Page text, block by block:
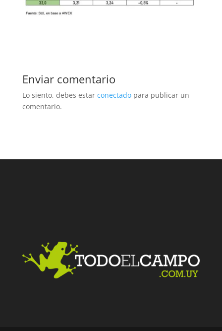
Enviar comentario
Lo siento, debes estar conectadopara publicar un
comentario.
Facebook